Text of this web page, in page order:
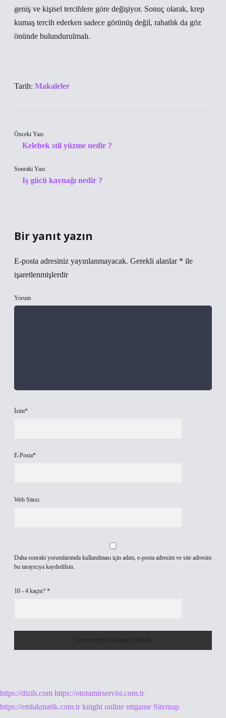
geniş ve kişisel tercihlere göre değişiyor. Sonuç olarak, krep
kumaş tercih ederken sadece görünüş değil, rahatlık da göz
önünde bulundurulmalı.
Tarih: Makaleler
Önceki Yazı
Kelebek stil yüzme nedir ?
Sonraki Yazı
Iş gücü kaynağı nedir ?
Bir yanıt yazın
E-posta adresiniz yayınlanmayacak. Gerekli alanlar * ile
işaretlenmişlerdir
Yorum
İsim*
E-Posta*
Web Sitesi
Daha sonraki yorumlarımda kullanılması için adım, e-posta adresim ve site adresim
bu tarayıcıya kaydedilsin.
10 - 4 kaçtır? *
https://dizih.com https://ototamirservisi.com.tr
https://emlakmatik.com.tr knight online nttgame Sitemap